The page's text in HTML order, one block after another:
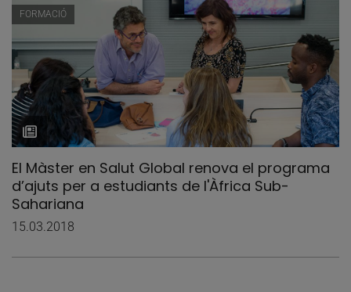
FORMACIÓ
El Màster en Salut Global renova el programa
d’ajuts per a estudiants de l'Àfrica Sub-
Sahariana
15.03.2018